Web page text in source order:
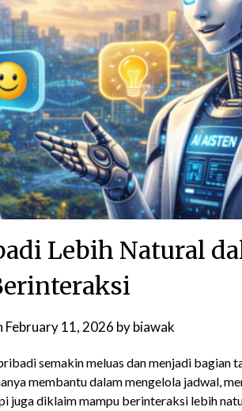
Lebih Natural
February 11, 2026 bybiawak
semakin meluas dan menjadi bagian
membantu dalam mengelola jadwal,
juga diklaim mampu berinteraksi lebih